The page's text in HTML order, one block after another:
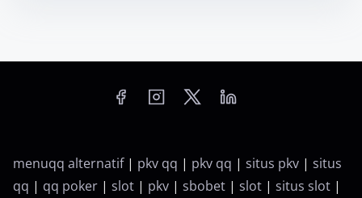
menuqq alternatif| pkv qq | pkv qq | situs pkv | situs
qq | qq poker | slot | pkv | sbobet | slot | situs slot |